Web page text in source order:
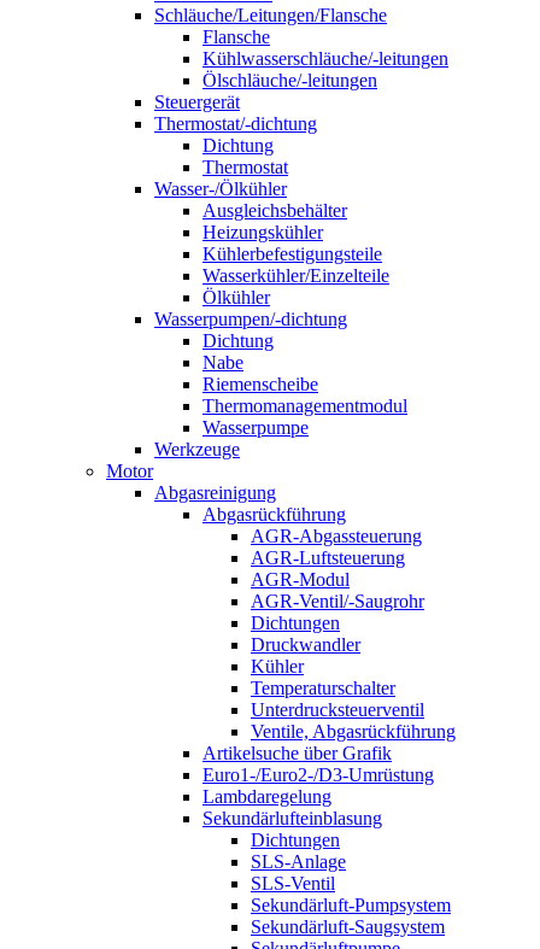
Schläuche/Leitungen/Flansche
Flansche
Kühlwasserschläuche/-leitungen
Ölschläuche/-leitungen
Steuergerät
Thermostat/-dichtung
Dichtung
Thermostat
Wasser-/Ölkühler
Ausgleichsbehälter
Heizungskühler
Kühlerbefestigungsteile
Wasserkühler/Einzelteile
Ölkühler
Wasserpumpen/-dichtung
Dichtung
Nabe
Riemenscheibe
Thermomanagementmodul
Wasserpumpe
Werkzeuge
Motor
Abgasreinigung
Abgasrückführung
AGR-Abgassteuerung
AGR-Luftsteuerung
AGR-Modul
AGR-Ventil/-Saugrohr
Dichtungen
Druckwandler
Kühler
Temperaturschalter
Unterdrucksteuerventil
Ventile, Abgasrückführung
Artikelsuche über Grafik
Euro1-/Euro2-/D3-Umrüstung
Lambdaregelung
Sekundärlufteinblasung
Dichtungen
SLS-Anlage
SLS-Ventil
Sekundärluft-Pumpsystem
Sekundärluft-Saugsystem